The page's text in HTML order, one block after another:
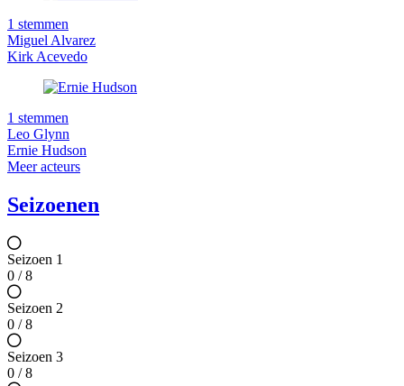
1 stemmen
Miguel Alvarez
Kirk Acevedo
1 stemmen
Leo Glynn
Ernie Hudson
Meer acteurs
Seizoenen
Seizoen 1
0 / 8
Seizoen 2
0 / 8
Seizoen 3
0 / 8